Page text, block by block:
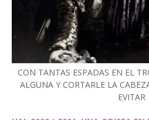
CON TANTAS ESPADAS EN EL
ALGUNA Y CORTARLE LA
EVITAR